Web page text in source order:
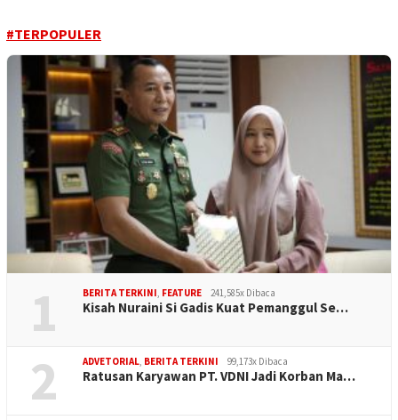
#TERPOPULER
1 BERITA TERKINI, FEATURE 241,585x Dibaca
Kisah Nuraini Si Gadis Kuat Pemanggul Se…
2 ADVETORIAL, BERITA TERKINI 99,173x Dibaca
Ratusan Karyawan PT. VDNI Jadi Korban Ma…